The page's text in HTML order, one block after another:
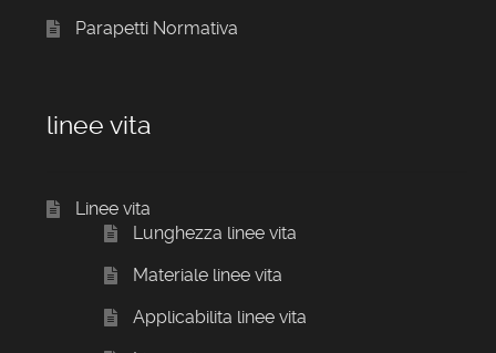
Parapetti Normativa
linee vita
Linee vita
Lunghezza linee vita
Materiale linee vita
Applicabilita linee vita